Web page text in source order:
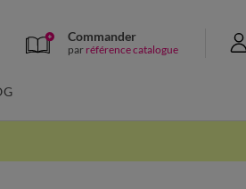
Commander
par référence catalogue